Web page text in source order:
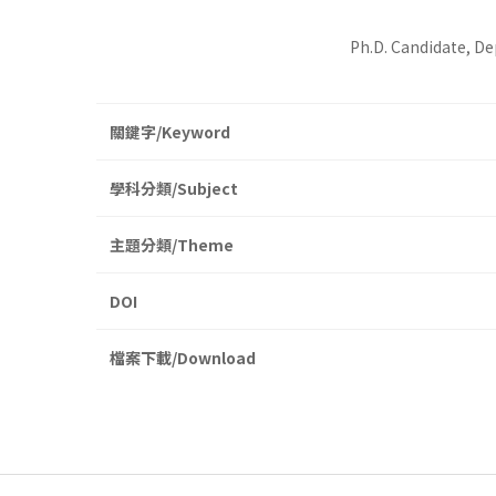
Ph.D. Candidate,
關鍵字/Keyword
學科分類/Subject
主題分類/Theme
DOI
檔案下載/Download